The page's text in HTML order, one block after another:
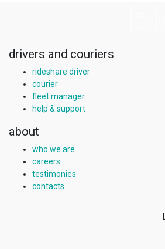
drivers and couriers
rideshare driver
courier
fleet manager
help & support
about
who we are
careers
testimonies
contacts